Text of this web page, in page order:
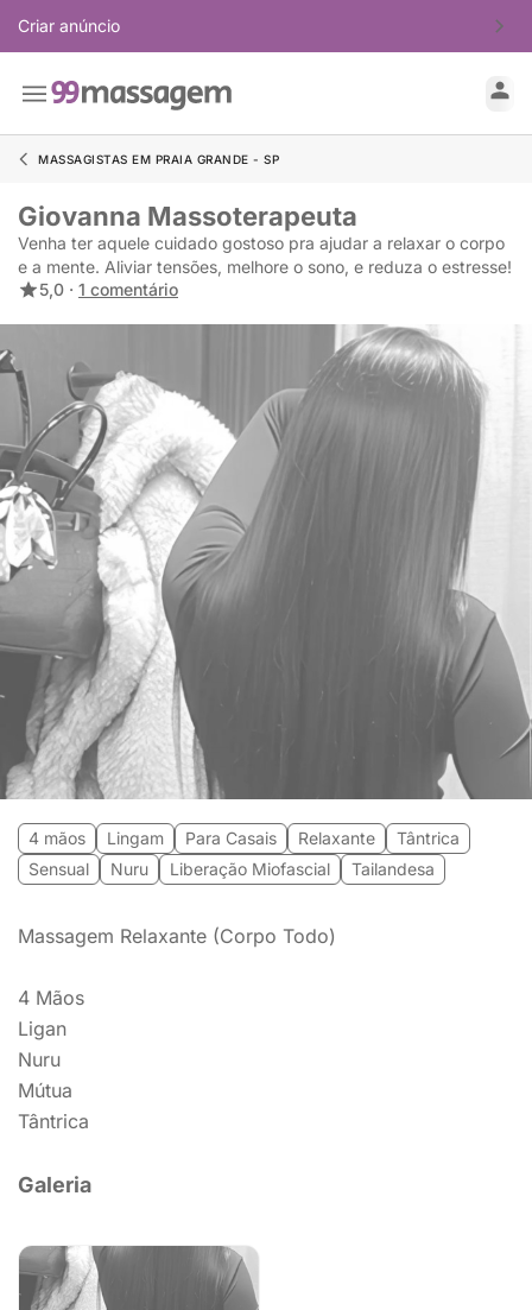
Criar anúncio
MASSAGISTAS EM PRAIA GRANDE - SP
Giovanna Massoterapeuta
Venha ter aquele cuidado gostoso pra ajudar a relaxar o corpo
e a mente. Aliviar tensões, melhore o sono, e reduza o estresse!
5,0 · 1 comentário
4 mãos Lingam Para Casais Relaxante
Tântrica
Sensual
Nuru Liberação Miofascial Tailandesa
Massagem Relaxante (Corpo Todo)
4 Mãos
Ligan
Nuru
Mútua
Tântrica
Galeria